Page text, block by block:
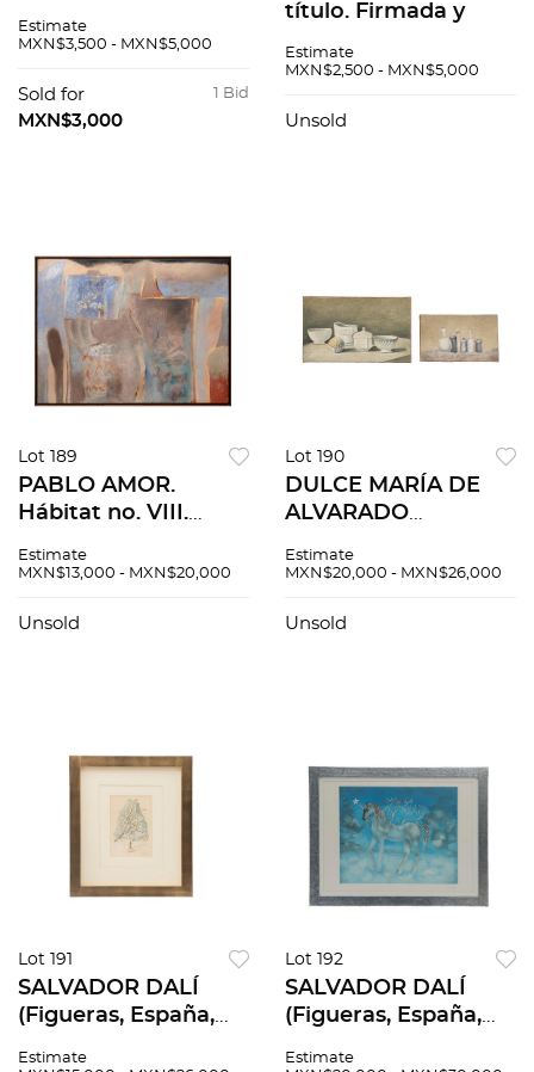
Óleo sobre tela. 132 x
Estimate
MXN$3,500 - MXN$5,000
1 Bid
Sold for
MXN$3,000
título. Firmada y
sobre papel. 61 x 54
Estimate
MXN$2,500 - MXN$5,000
Unsold
Lot 189
PABLO AMOR.
Hábitat no. VIII.
1980 al reverso. Óleo
cm
Estimate
MXN$13,000 - MXN$20,000
Unsold
Lot 190
DULCE MARÍA DE
ALVARADO
De morandi y Aire
sobre lino y madera.
Estimate
MXN$20,000 - MXN$26,000
Unsold
Lot 191
SALVADOR DALÍ
(Figueras, España,
Estimate
Lot 192
SALVADOR DALÍ
(Figueras, España,
Estimate